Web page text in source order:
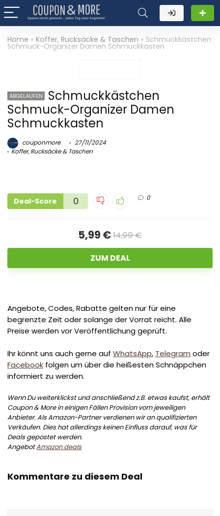
Home » Koffer, Rucksäcke & Taschen » Schmuckkästchen
Schmuck-Organizer Damen Schmuckkasten
ABGELAUFEN
Schmuckkästchen
Schmuck-Organizer Damen
Schmuckkasten
couponmore
27/11/2024
Koffer, Rucksäcke & Taschen
Deal-Score 0 0
5,99 €14,99 €
ZUM DEAL
Angebote, Codes, Rabatte gelten nur für eine
begrenzte Zeit oder solange der Vorrat reicht. Alle
Preise werden vor Veröffentlichung geprüft.
Ihr könnt uns auch gerne auf WhatsApp, Telegram oder
Facebook folgen um über die heißesten Schnäppchen
informiert zu werden.
Wenn Du weiterklickst und anschließend z.B. etwas kaufst, erhält
Coupon & More in einigen Fällen Provision vom jeweiligen
Anbieter. Als Amazon-Partner verdienen wir an qualifizierten
Verkäufen. Dies hat allerdings keinen Einfluss darauf, was für
Deals gepostet werden.
AngebotAmazon deals
Kommentare zu diesem Deal